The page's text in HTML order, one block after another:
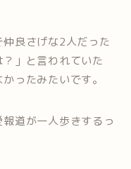
仲良さげな2人だった
」と言われていた
ったみたいです。
道が一人歩きするっ